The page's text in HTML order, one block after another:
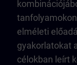
elméleti
gyakorlatokat
célokban leírt